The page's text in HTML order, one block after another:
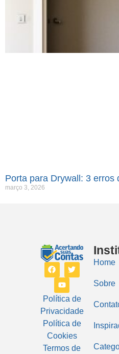
Porta para Drywall: 3 erros
março 3, 2026
Política de
Privacidade
Política de
Cookies
Termos de
Home
Sobre